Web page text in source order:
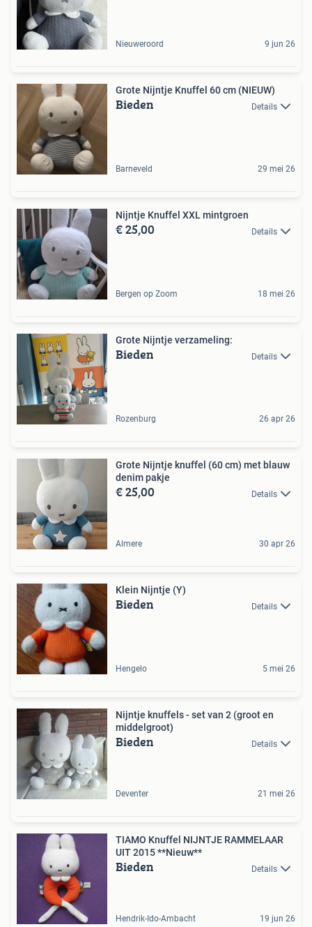
Nieuweroord 9 jun 26
Grote Nijntje Knuffel 60 cm (NIEUW)
Bieden Details
Barneveld 29 mei 26
Nijntje Knuffel XXL mintgroen
€ 25,00 Details
Bergen op Zoom 18 mei 26
Grote Nijntje verzameling:
Bieden Details
Rozenburg 26 apr 26
Grote Nijntje knuffel (60 cm) met blauw
denim pakje
€ 25,00 Details
Almere 30 apr 26
Klein Nijntje (Y)
Bieden Details
Hengelo 5 mei 26
Nijntje knuffels - set van 2 (groot en
middelgroot)
Bieden Details
Deventer 21 mei 26
TIAMO Knuffel NIJNTJE RAMMELAAR
UIT 2015 **Nieuw**
Bieden Details
Hendrik-Ido-Ambacht 19 jun 26